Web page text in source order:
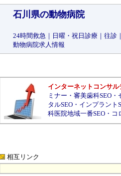
石川県の動物病院
24時間救急 ｜ 日曜・祝日診療 ｜ 往診｜
動物病院求人情報
インターネットコンサル
ミナー ・ 審美歯科SEO ・
タルSEO ・ インプラント
科医院地域一番SEO ・ コ
相互リンク